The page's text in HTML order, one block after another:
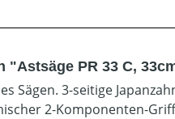
"Astsäge PR 33 C,
Sägen. 3-seitige
2-Komponenten-